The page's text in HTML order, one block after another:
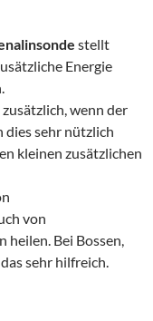
stellt
Energie
wenn der
dies sehr nützlich
kleinen zusätzlichen
von
heilen. Bei Bossen,
sehr hilfreich.